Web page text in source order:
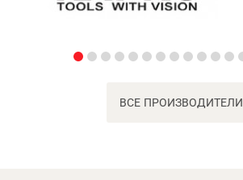
ВСЕ ПРОИЗВОДИТЕЛИ